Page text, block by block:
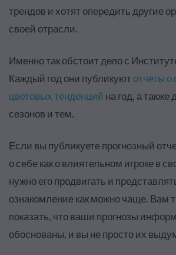
трендов и хотят опередить другие
своей отрасли.
Именно так обстоит дело с
Каждый год они публикуютотчеты о
цветовых тенденций на год, а также
сезонов и тем.
Если вы публикуете прогнозный
о себе как о влиятельном игроке в
нужно его продвигать и
ознакомление как можно чаще. Вам
показать, что ваши прогнозы
обоснованы, и вы не просто их